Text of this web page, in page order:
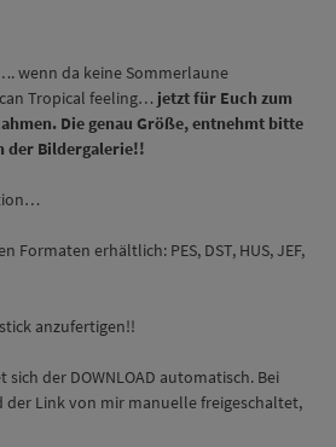
wenn da keine Sommerlaune
Tropical feeling… jetzt für Euch zum
Die genau Größe, entnehmt bitte
der Bildergalerie!!
Formaten erhältlich: PES, DST, HUS, JEF,
anzufertigen!!
der DOWNLOAD automatisch. Bei
der Link von mir manuelle freigeschaltet,